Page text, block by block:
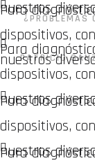
nuestros
Para
dispositivos,
nuestros
PATRICIO
Para
dispositivos,
nuestros
Para
dispositivos,
nuestros
Para